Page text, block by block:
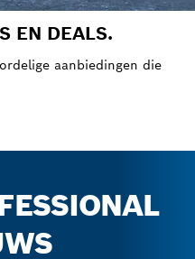
EN DEALS.
aanbiedingen die